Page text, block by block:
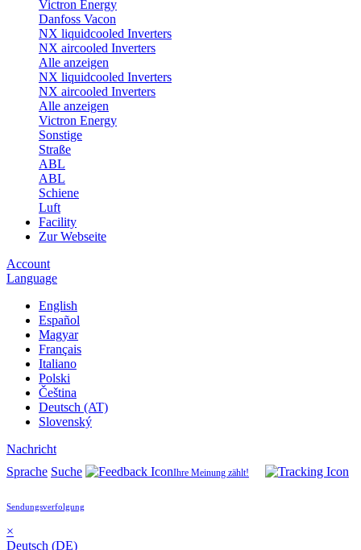
Victron Energy
Danfoss Vacon
NX liquidcooled Inverters
NX aircooled Inverters
Alle anzeigen
NX liquidcooled Inverters
NX aircooled Inverters
Alle anzeigen
Victron Energy
Sonstige
Straße
ABL
ABL
Schiene
Luft
Facility
Zur Webseite
Account
Language
English
Español
Magyar
Français
Italiano
Polski
Čeština
Deutsch (AT)
Slovenský
Nachricht
Sprache Suche Ihre Meinung zählt!
Sendungsverfolgung
×
Deutsch (DE)